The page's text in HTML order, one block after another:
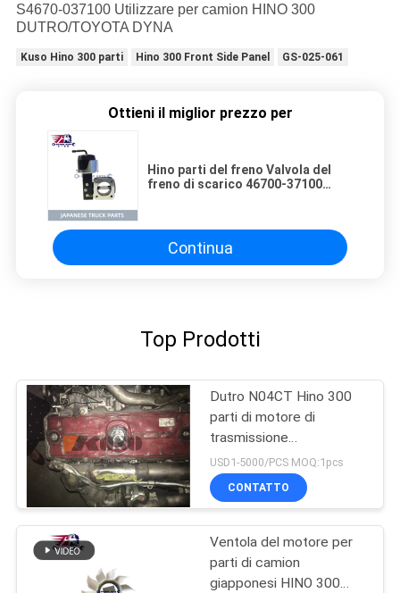
S4670-037100 Utilizzare per camion HINO 300
DUTRO/TOYOTA DYNA
Kuso Hino 300 parti Hino 300 Front Side Panel GS-025-061
Ottieni il miglior prezzo per
Hino parti del freno Valvola del
freno di scarico 46700-37100
Continua
Top Prodotti
Dutro N04CT Hino 300
parti di motore di
trasmissione
dell'Assemblea
USD1-5000/PCS MOQ:1pcs
CONTATTO
Ventola del motore per
parti di camion
giapponesi HINO 300